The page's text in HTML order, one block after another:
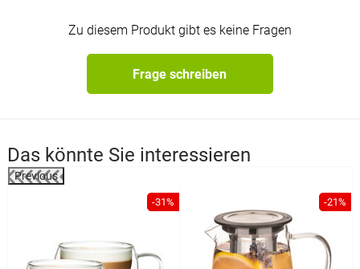
Zu diesem Produkt gibt es keine Fragen
Frage schreiben
Das könnte Sie interessieren
Previous
-31% -21%